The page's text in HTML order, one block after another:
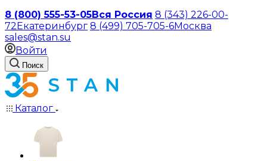
8 (800) 555-53-05Вся Россия 8 (343) 226-00-
72Екатеринбург 8 (499) 705-705-6Москва
sales@stan.su
Войти
Поиск
Каталог